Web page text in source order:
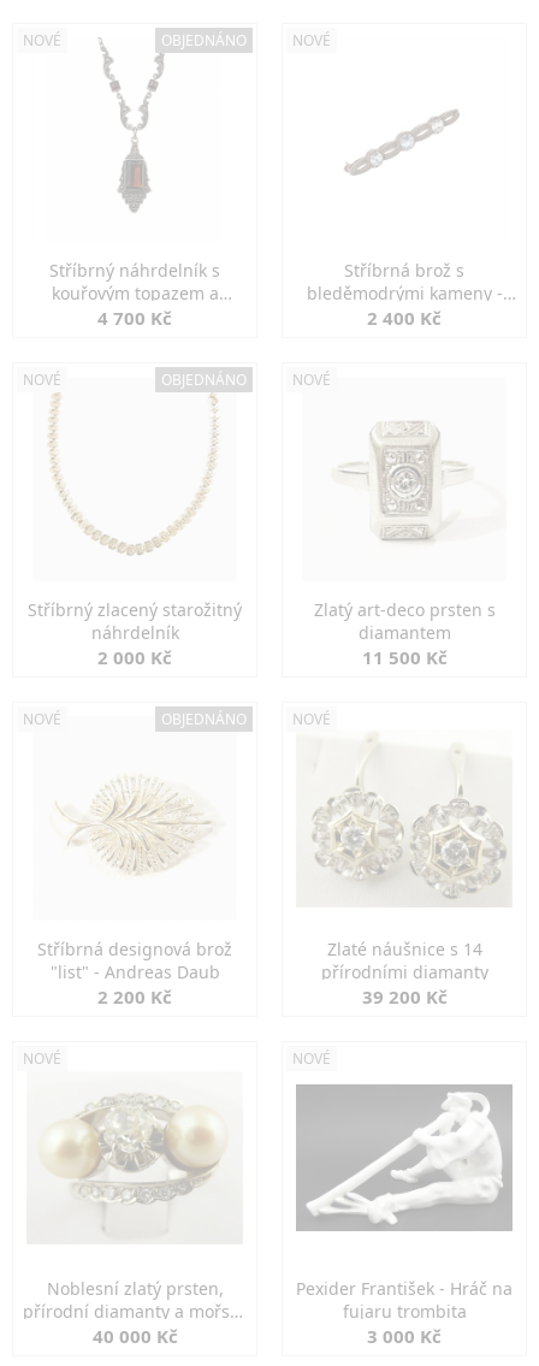
NOVÉ OBJEDNÁNO
Stříbrný náhrdelník s
kouřovým topazem a
markazity
4 700 Kč
NOVÉ
Stříbrná brož s
bleděmodrými kameny -
jemná elegance
2 400 Kč
NOVÉ OBJEDNÁNO
Stříbrný zlacený starožitný
náhrdelník
2 000 Kč
NOVÉ
Zlatý art-deco prsten s
diamantem
11 500 Kč
NOVÉ OBJEDNÁNO
Stříbrná designová brož
"list" - Andreas Daub
2 200 Kč
NOVÉ
Zlaté náušnice s 14
přírodními diamanty
39 200 Kč
NOVÉ
Noblesní zlatý prsten,
přírodní diamanty a mořské
perly
40 000 Kč
NOVÉ
Pexider František - Hráč na
fujaru trombita
3 000 Kč